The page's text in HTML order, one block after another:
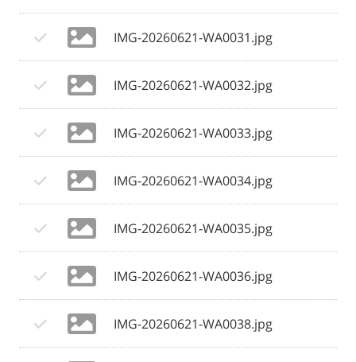
IMG-20260621-WA0031.jpg
IMG-20260621-WA0032.jpg
IMG-20260621-WA0033.jpg
IMG-20260621-WA0034.jpg
IMG-20260621-WA0035.jpg
IMG-20260621-WA0036.jpg
IMG-20260621-WA0038.jpg